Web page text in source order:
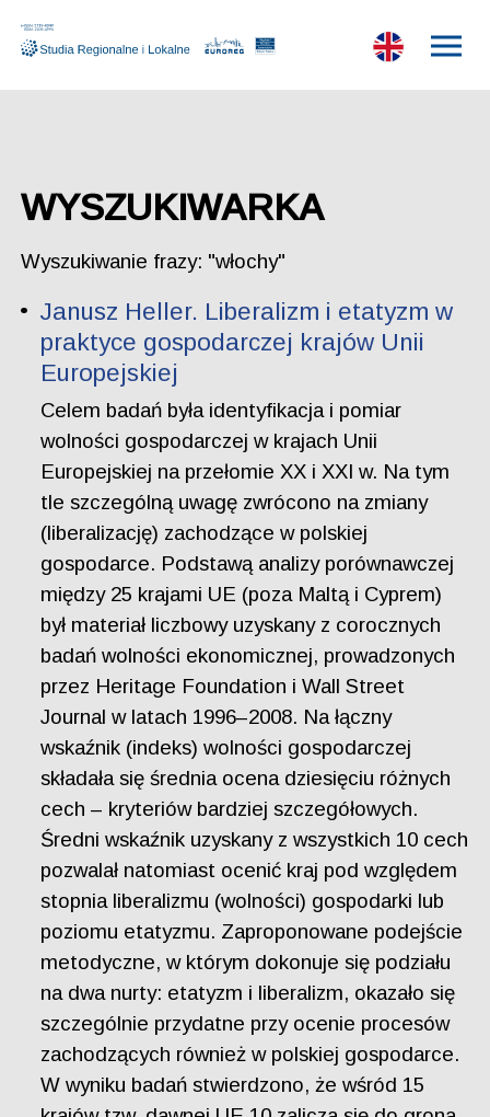
WYSZUKIWARKA
Wyszukiwanie frazy: "włochy"
Janusz Heller. Liberalizm i etatyzm w
praktyce gospodarczej krajów Unii
Europejskiej
Celem badań była identyfikacja i pomiar
wolności gospodarczej w krajach Unii
Europejskiej na przełomie XX i XXI w. Na tym
tle szczególną uwagę zwrócono na zmiany
(liberalizację) zachodzące w polskiej
gospodarce. Podstawą analizy porównawczej
między 25 krajami UE (poza Maltą i Cyprem)
był materiał liczbowy uzyskany z corocznych
badań wolności ekonomicznej, prowadzonych
przez Heritage Foundation i Wall Street
Journal w latach 1996–2008. Na łączny
wskaźnik (indeks) wolności gospodarczej
składała się średnia ocena dziesięciu różnych
cech – kryteriów bardziej szczegółowych.
Średni wskaźnik uzyskany z wszystkich 10 cech
pozwalał natomiast ocenić kraj pod względem
stopnia liberalizmu (wolności) gospodarki lub
poziomu etatyzmu. Zaproponowane podejście
metodyczne, w którym dokonuje się podziału
na dwa nurty: etatyzm i liberalizm, okazało się
szczególnie przydatne przy ocenie procesów
zachodzących również w polskiej gospodarce.
W wyniku badań stwierdzono, że wśród 15